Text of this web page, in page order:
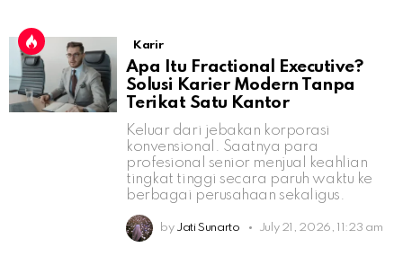
Karir
Apa Itu Fractional Executive?
Solusi Karier Modern Tanpa
Terikat Satu Kantor
Keluar dari jebakan korporasi
konvensional. Saatnya para
profesional senior menjual keahlian
tingkat tinggi secara paruh waktu ke
berbagai perusahaan sekaligus.
by Jati Sunarto July 21, 2026, 11:23 am